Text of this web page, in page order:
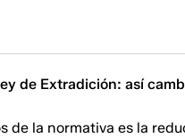
de Extradición: así
de la normativa es la